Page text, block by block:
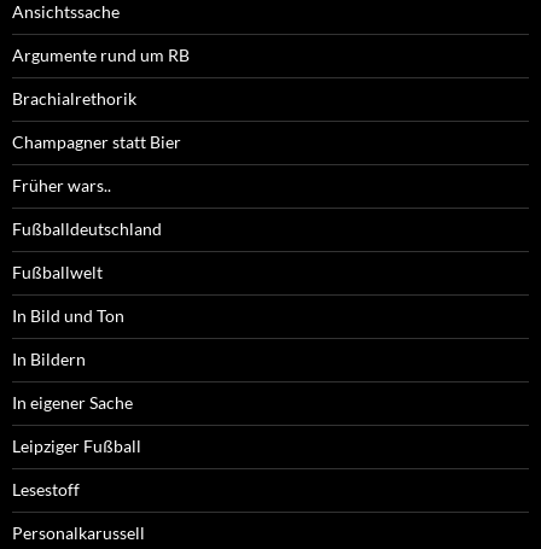
Ansichtssache
Argumente rund um RB
Brachialrethorik
Champagner statt Bier
Früher wars..
Fußballdeutschland
Fußballwelt
In Bild und Ton
In Bildern
In eigener Sache
Leipziger Fußball
Lesestoff
Personalkarussell